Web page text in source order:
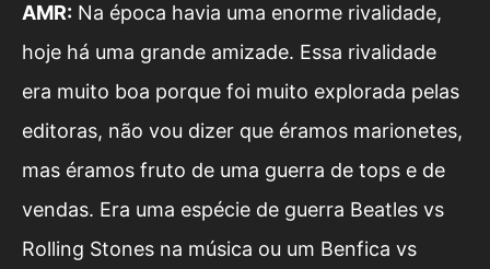
AMR: Na época havia uma enorme rivalidade,
hoje há uma grande amizade. Essa rivalidade
era muito boa porque foi muito explorada pelas
editoras, não vou dizer que éramos marionetes,
mas éramos fruto de uma guerra de tops e de
vendas. Era uma espécie de guerra Beatles vs
Rolling Stones na música ou um Benfica vs